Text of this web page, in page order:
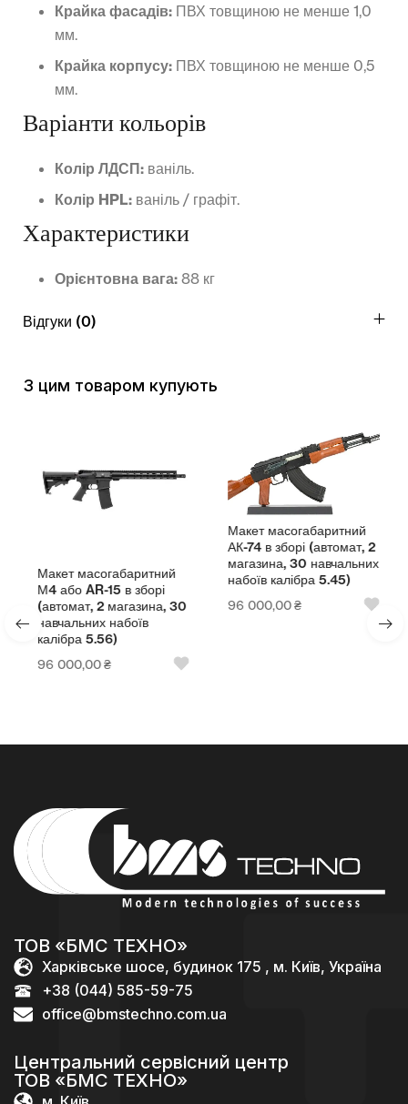
Крайка фасадів: ПВХ товщиною не менше 1,0
мм.
Крайка корпусу: ПВХ товщиною не менше 0,5
мм.
Варіанти кольорів
Колір ЛДСП: ваніль.
Колір HPL: ваніль / графіт.
Характеристики
Орієнтовна вага: 88 кг
Відгуки (0)
З цим товаром купують
Макет масогабаритний
М4 або AR-15 в зборі
(автомат, 2 магазина, 30
навчальних набоїв
калібра 5.56)
96 000,00₴
Макет масогабаритний
АК-74 в зборі (автомат, 2
магазина, 30 навчальних
набоїв калібра 5.45)
96 000,00₴
ТОВ «БМС ТЕХНО»
Харківське шосе, будинок 175 , м. Київ, Україна
+38 (044) 585-59-75
office@bmstechno.com.ua
Центральний сервісний центр
ТОВ «БМС ТЕХНО»